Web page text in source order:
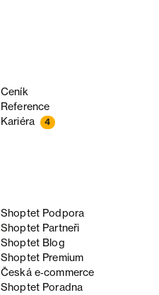
Ceník
Reference
Kariéra 4
Shoptet Podpora
Shoptet Partneři
Shoptet Blog
Shoptet Premium
Česká e‑commerce
Shoptet Poradna